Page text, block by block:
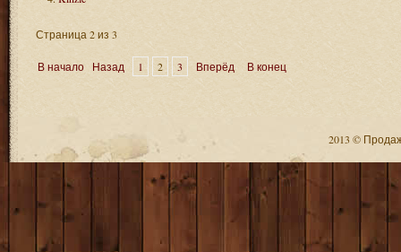
Страница 2 из 3
В начало Назад 1 2 3 Вперёд В конец
2013 ©